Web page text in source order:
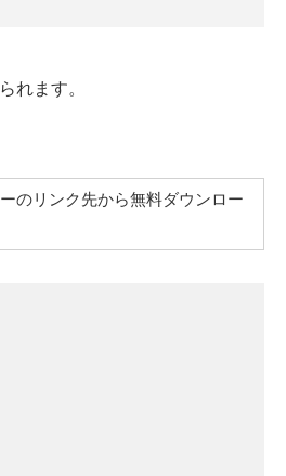
れます。
のリンク先から無料ダウンロー